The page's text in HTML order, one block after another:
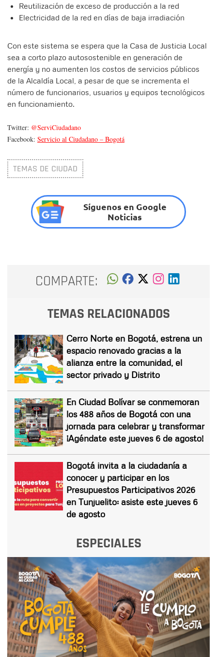
Reutilización de exceso de producción a la red
Electricidad de la red en días de baja irradiación
Con este sistema se espera que la Casa de Justicia Local
sea a corto plazo autosostenible en generación de
energía y no aumenten los costos de servicios públicos
de la Alcaldía Local, a pesar de que se incrementa el
número de funcionarios, usuarios y equipos tecnológicos
en funcionamiento.
Twitter: @ServiCiudadano
Facebook: Servicio al Ciudadano – Bogotá
TEMAS DE CIUDAD
Síguenos en Google
Noticias
COMPARTE:
TEMAS RELACIONADOS
Cerro Norte en Bogotá, estrena un
espacio renovado gracias a la
alianza entre la comunidad, el
sector privado y Distrito
En Ciudad Bolívar se conmemoran
los 488 años de Bogotá con una
jornada para celebrar y transformar
¡Agéndate este jueves 6 de agosto!
Bogotá invita a la ciudadanía a
conocer y participar en los
Presupuestos Participativos 2026
en Tunjuelito: asiste este jueves 6
de agosto
ESPECIALES